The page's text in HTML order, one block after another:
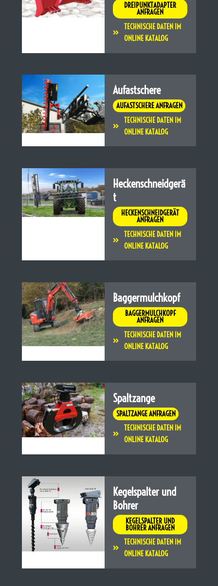
DREIPUNKTADAPTER
ANFRAGEN
TECHNISCHE DATEN IM
ONLINE KATALOG
Aufastschere
AUFASTSCHERE ANFRAGEN
TECHNISCHE DATEN IM
ONLINE KATALOG
Heckenschneidgerä
t
HECKENSCHNEIDGERÄT
ANFRAGEN
TECHNISCHE DATEN IM
ONLINE KATALOG
Baggermulchkopf
BAGGERMULCHKOPF
ANFRAGEN
TECHNISCHE DATEN IM
ONLINE KATALOG
Spaltzange
SPALTZANGE ANFRAGEN
TECHNISCHE DATEN IM
ONLINE KATALOG
Kegelspalter und
Bohrer
KEGELSPALTER UND
BOHRER ANFRAGEN
TECHNISCHE DATEN IM
ONLINE KATALOG